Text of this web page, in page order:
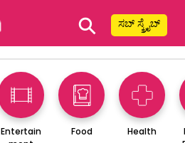
⚲ ಸಬ್ ಸ್ಕ್ರೈಬ್
Entertain
Food Health